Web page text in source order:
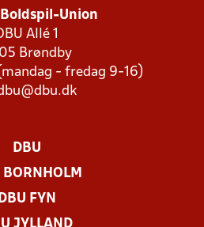
Boldspil-Union
Allé 1
Brøndby
- fredag 9-16)
DBU
BORNHOLM
DBU FYN